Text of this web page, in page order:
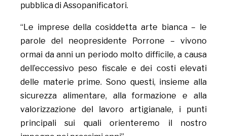
pubblica di Assopanificatori.
“Le imprese della cosiddetta arte bianca – le
parole del neopresidente Porrone – vivono
ormai da anni un periodo molto difficile, a causa
dell’eccessivo peso fiscale e dei costi elevati
delle materie prime. Sono questi, insieme alla
sicurezza alimentare, alla formazione e alla
valorizzazione del lavoro artigianale, i punti
principali sui quali orienteremo il nostro